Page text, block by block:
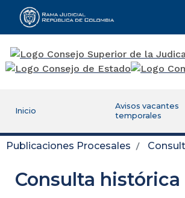
Rama Judicial
Inicio
Avisos vacantes
temporales
Publicaciones Procesales
Consulta histórica